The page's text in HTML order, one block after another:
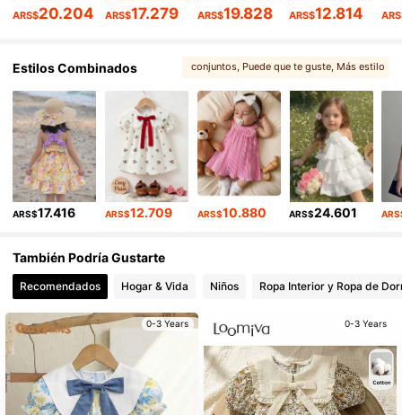
4,94 1.7M Seguidores
4,94 1.7M Seguidores
ARS$20.204 ARS$17.279 ARS$19.828 ARS$12.814
Estilos Combinados conjuntos, Puede que te guste, Más estilo
, También te puede interesar
, Artículos relacionados
ARS$17.416 ARS$12.709 ARS$10.880 ARS$24.601
También Podría Gustarte
Recomendados Hogar & Vida Niños Ropa Interior y Ropa de
0-3 Years 0-3 Years